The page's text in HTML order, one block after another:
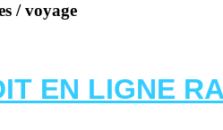
/ voyage
EN LIGNE